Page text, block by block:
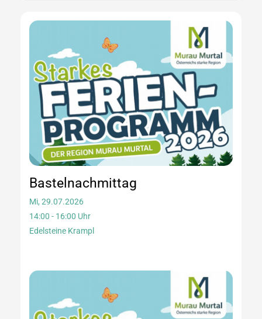
Bastelnachmittag
Mi, 29.07.2026
14:00 - 16:00 Uhr
Edelsteine Krampl